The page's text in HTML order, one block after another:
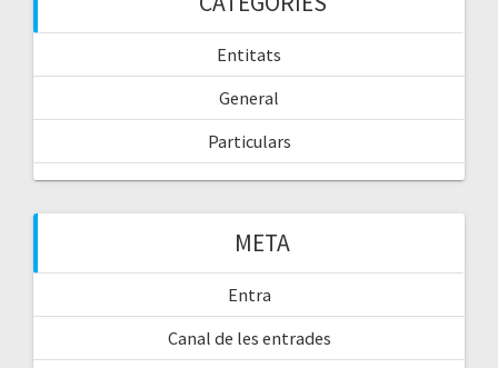
Entitats
General
Particulars
META
Entra
Canal de les entrades